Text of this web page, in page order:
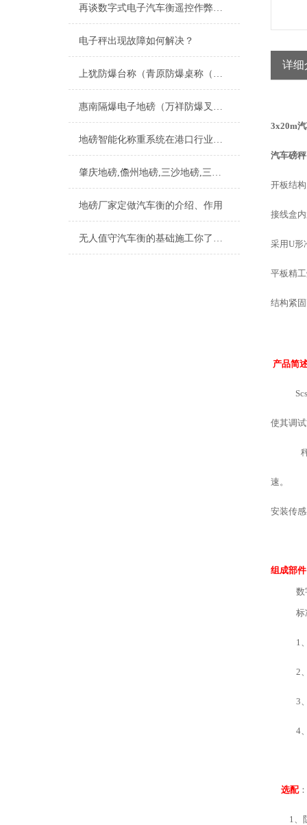
再谈数字式电子汽车衡遥控作弊及应对措施
电子秤出现故障如何解决？
上犹防爆台称（青原防爆桌称（吉州防爆磅称）石城防爆称）崇义防爆地磅维修
惠南隔爆电子地磅（万祥防爆叉车秤（嘉定带打印磅秤维修
地磅智能化称重系统在港口行业的应用
肇庆地磅,儋州地磅,三沙地磅,三亚地磅,潮州地磅
地磅厂家定做汽车衡的介绍、作用
无人值守汽车衡的基础施工你了解吗
详细
3x20m
汽车磅
开板结
接线盒
采用U形
平板精
结构紧
产品简
使其调
速。
安装传
组成部件
数
1
2
3
4
选配
1、防